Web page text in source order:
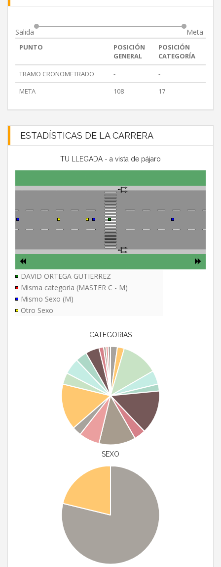
Salida Meta
PUNTO
POSICIÓN
GENERAL
POSICIÓN
CATEGORÍA
TRAMO CRONOMETRADO
-
-
META
108 17
ESTADÍSTICAS DE LA CARRERA
TU LLEGADA - a vista de pájaro
DAVID ORTEGA GUTIERREZ
Misma categoria (MASTER C - M)
Mismo Sexo (M)
Otro Sexo
CATEGORIAS
SEXO